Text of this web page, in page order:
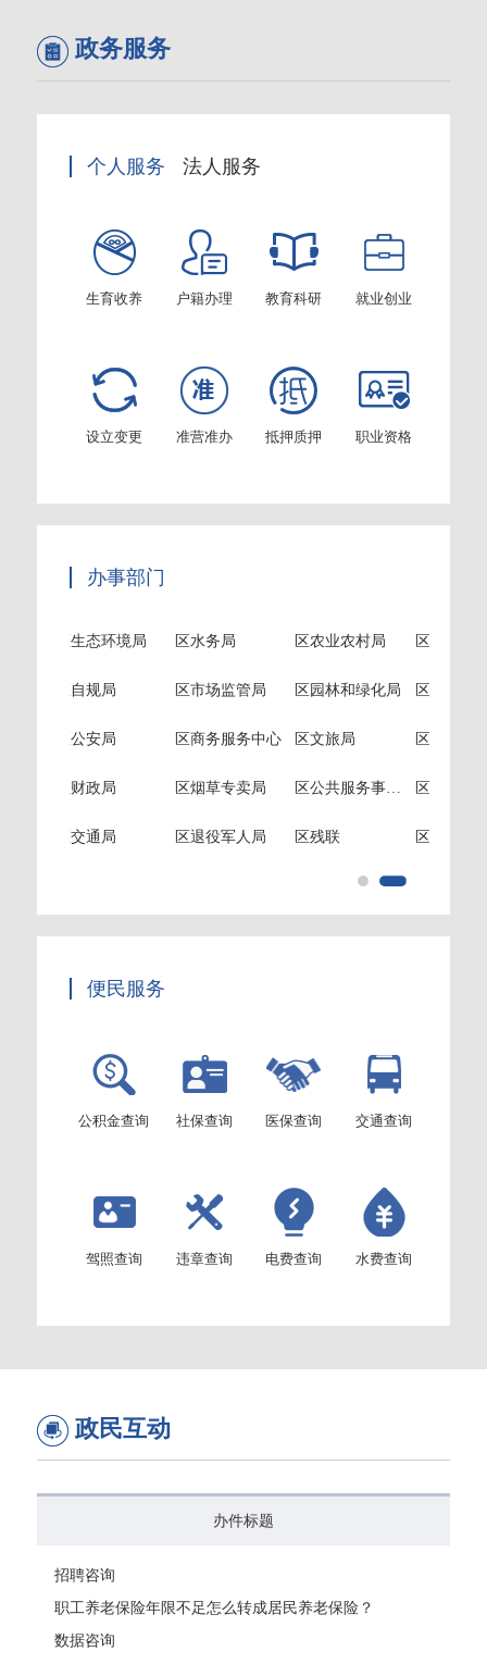
政务服务
个人服务 法人服务
生育收养 户籍办理 教育科研 就业创业
设立变更 准营准办 抵押质押 职业资格
办事部门
区水务局 区农业农村局 区统计局
区市场监管局 区园林和绿化局 区投促局
区商务服务中心 区文旅局 区医保局
区烟草专卖局 区应急局
区退役军人局 区残联 区贸促会
区委办
区工信
区发改
区民政
区人社
便民服务
公积金查询 社保查询 医保查询 交通查询
驾照查询 违章查询 电费查询 水费查询
政民互动
办件标题
招聘咨询
职工养老保险年限不足怎么转成居民养老保险？
数据咨询